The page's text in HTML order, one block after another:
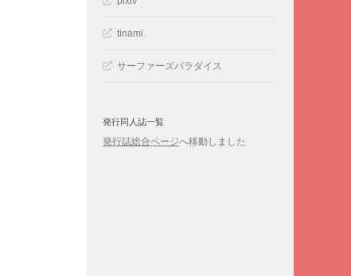
tinami
サーファーズパラダイス
発行同人誌一覧
発行誌総合ページへ移動しました